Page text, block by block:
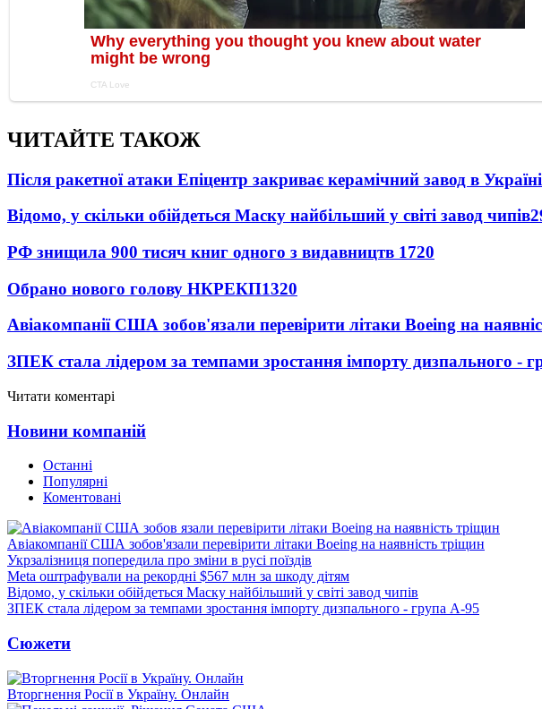
ЧИТАЙТЕ ТАКОЖ
Після ракетної атаки Епіцентр закриває керамічний завод в Україні
Відомо, у скільки обійдеться Маску найбільший у світі завод чипів
РФ знищила 900 тисяч книг одного з видавництв 1720
Обрано нового голову НКРЕКП1320
Авіакомпанії США зобов'язали перевірити літаки Boeing на
ЗПЕК стала лідером за темпами зростання імпорту дизпального -
Читати коментарі
Новини компаній
Останні
Популярні
Коментовані
Авіакомпанії США зобов'язали перевірити літаки Boeing на наявність тріщин
Укрзалізниця попередила про зміни в русі поїздів
Meta оштрафували на рекордні $567 млн за шкоду дітям
Відомо, у скільки обійдеться Маску найбільший у світі завод чипів
ЗПЕК стала лідером за темпами зростання імпорту дизпального - група А-95
Сюжети
Вторгнення Росії в Україну. Онлайн